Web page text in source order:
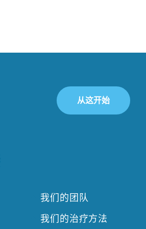
从这开始
我们的团队
我们的治疗方法